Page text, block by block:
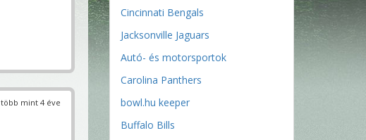
több mint 4 éve
Cincinnati Bengals
Jacksonville Jaguars
Autó- és motorsportok
Carolina Panthers
bowl.hu keeper
Buffalo Bills